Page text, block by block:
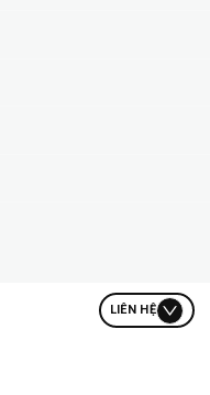
LIÊN HỆ